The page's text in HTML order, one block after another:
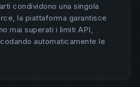
condividono una singola
la piattaforma garantisce
mai superati i limiti API,
automaticamente le